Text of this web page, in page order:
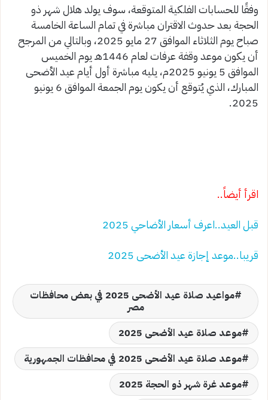
وفقًا للحسابات الفلكية المتوقعة، سوف يولد هلال شهر ذو
الحجة بعد حدوث الاقتران مباشرة في تمام الساعة الخامسة
صباح يوم الثلاثاء الموافق 27 مايو 2025، وبالتالي من المرجح
أن يكون موعد وقفة عرفات لعام 1446هـ يوم الخميس
الموافق 5 يونيو 2025م، يليه مباشرة أول أيام عيد الأضحى
المبارك، الذي يُتوقع أن يكون يوم الجمعة الموافق 6 يونيو
2025.
اقرأ أيضاً..
قبل العيد..اعرف أسعار الأضاحي 2025
قريبا..موعد إجازة عيد الأضحى 2025
مواعيد صلاة عيد الأضحى 2025 في بعض محافظات
مصر
موعد صلاة عيد الأضحى 2025
موعد صلاة عيد الأضحى 2025 في محافظات الجمهورية
موعد غرة شهر ذو الحجة 2025